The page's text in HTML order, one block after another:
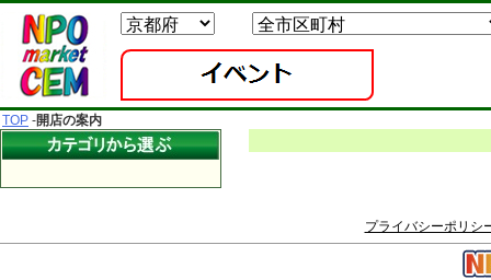
TOP -開店の案内
プライバシーポリシ